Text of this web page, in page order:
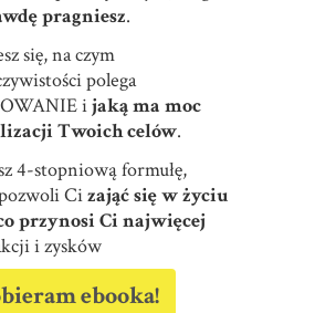
pragniesz.
się, na czym
polega
ijaką ma moc
Twoich celów.
4-stopniową formułę,
Cizająć się w życiu
przynosi Ci najwięcej
i zysków
ebooka!